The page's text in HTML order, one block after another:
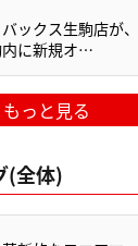
ックス生駒店が、
内に新規オ…
もっと見る
(全体)